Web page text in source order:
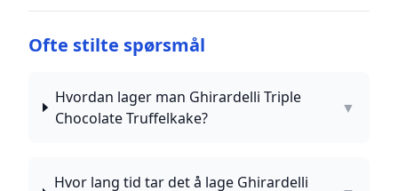
Ofte stilte spørsmål
Hvordan lager man Ghirardelli Triple
Chocolate Truffelkake?
▼
Hvor lang tid tar det å lage Ghirardelli